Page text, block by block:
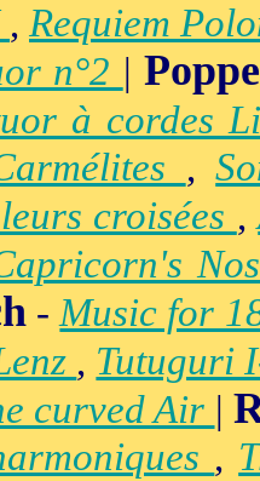
, Requiem
n°2 |Poppe
à cordes
,
croisées ,
-Music for
, Tutuguri
curved Air |
,